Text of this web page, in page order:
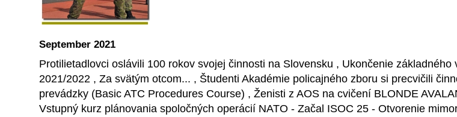
September 2021
Protilietadlovci oslávili 100 rokov svojej činnosti na Slovensku , Ukončenie
2021/2022 , Za svätým otcom... , Študenti Akadémie policajného zboru si precvičili
prevádzky (Basic ATC Procedures Course) , Ženisti z AOS na cvičení BLONDE
Vstupný kurz plánovania spoločných operácií NATO - Začal ISOC 25 - Otvorenie